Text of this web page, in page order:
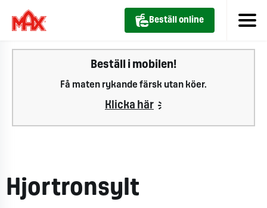
Beställ online
Beställ i mobilen!
Få maten rykande färsk utan köer.
Klicka här
Hjortronsylt